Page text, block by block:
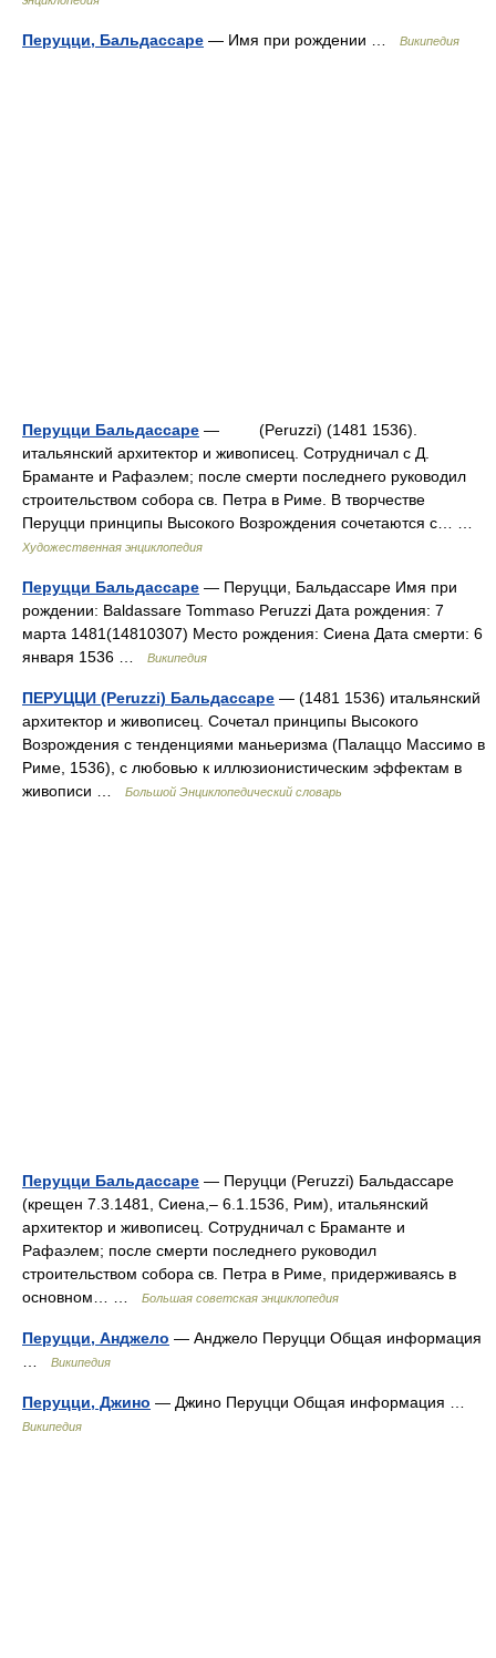
Перуцци, Бальдассаре — Имя при рождении … Википедия
Перуцци Бальдассаре — (Peruzzi) (1481 1536).
итальянский архитектор и живописец. Сотрудничал с Д.
Браманте и Рафаэлем; после смерти последнего руководил
строительством собора св. Петра в Риме. В творчестве
Перуцци принципы Высокого Возрождения сочетаются с… …
Художественная энциклопедия
Перуцци Бальдассаре — Перуцци, Бальдассаре Имя при
рождении: Baldassare Tommaso Peruzzi Дата рождения: 7
марта 1481(14810307) Место рождения: Сиена Дата смерти: 6
января 1536 …
Википедия
ПЕРУЦЦИ (Peruzzi) Бальдассаре — (1481 1536) итальянский
архитектор и живописец. Сочетал принципы Высокого
Возрождения с тенденциями маньеризма (Палаццо Массимо в
Риме, 1536), с любовью к иллюзионистическим эффектам в
живописи …
Большой Энциклопедический словарь
Перуцци Бальдассаре — Перуцци (Peruzzi) Бальдассаре
(крещен 7.3.1481, Сиена,‒ 6.1.1536, Рим), итальянский
архитектор и живописец. Сотрудничал с Браманте и
Рафаэлем; после смерти последнего руководил
строительством собора св. Петра в Риме, придерживаясь в
основном… …
Большая советская энциклопедия
Перуцци, Анджело — Анджело Перуцци Общая информация
Википедия
Перуцци, Джино — Джино Перуцци Общая информация …
Википедия